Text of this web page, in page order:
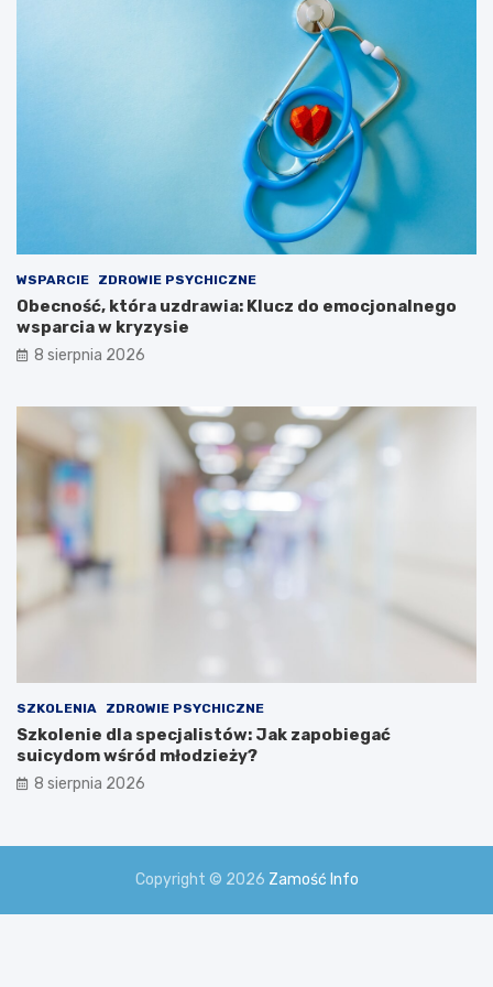
WSPARCIE ZDROWIE PSYCHICZNE
Obecność, która uzdrawia: Klucz do emocjonalnego
wsparcia w kryzysie
8 sierpnia 2026
SZKOLENIA ZDROWIE PSYCHICZNE
Szkolenie dla specjalistów: Jak zapobiegać
suicydom wśród młodzieży?
8 sierpnia 2026
Copyright © 2026 Zamość Info